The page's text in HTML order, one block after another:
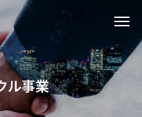
ル事業